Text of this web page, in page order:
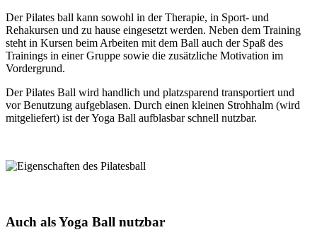
Der Pilates ball kann sowohl in der Therapie, in Sport- und
Rehakursen und zu hause eingesetzt werden. Neben dem Training
steht in Kursen beim Arbeiten mit dem Ball auch der Spaß des
Trainings in einer Gruppe sowie die zusätzliche Motivation im
Vordergrund.
Der Pilates Ball wird handlich und platzsparend transportiert und
vor Benutzung aufgeblasen. Durch einen kleinen Strohhalm (wird
mitgeliefert) ist der Yoga Ball aufblasbar schnell nutzbar.
Auch als Yoga Ball nutzbar